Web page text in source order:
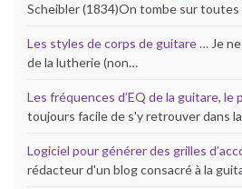
Scheibler (1834)On tombe sur
Les styles de corps de guitare … Je
de la lutherie (non…
Les fréquences d’EQ de la guitare, le
toujours facile de s'y retrouver dans
Logiciel pour générer des grilles
rédacteur d'un blog consacré à la